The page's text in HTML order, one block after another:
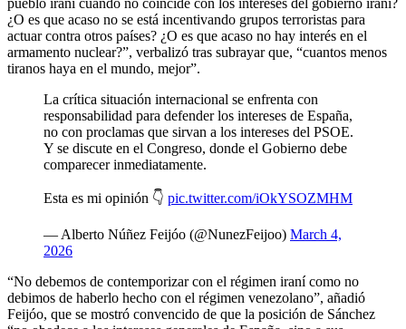
pueblo iraní cuando no coincide con los intereses del gobierno iraní?
¿O es que acaso no se está incentivando grupos terroristas para
actuar contra otros países? ¿O es que acaso no hay interés en el
armamento nuclear?”, verbalizó tras subrayar que, “cuantos menos
tiranos haya en el mundo, mejor”.
La crítica situación internacional se enfrenta con
responsabilidad para defender los intereses de España,
no con proclamas que sirvan a los intereses del PSOE.
Y se discute en el Congreso, donde el Gobierno debe
comparecer inmediatamente.
Esta es mi opinión 👇 pic.twitter.com/iOkYSOZMHM
— Alberto Núñez Feijóo (@NunezFeijoo) March 4,
2026
“No debemos de contemporizar con el régimen iraní como no
debimos de haberlo hecho con el régimen venezolano”, añadió
Feijóo, que se mostró convencido de que la posición de Sánchez